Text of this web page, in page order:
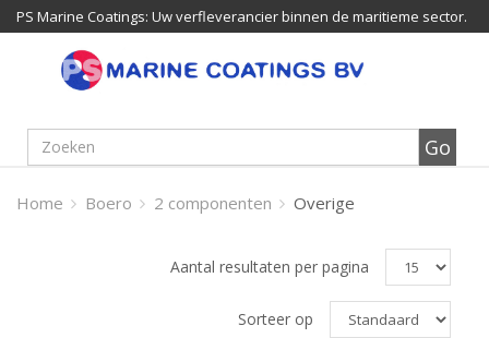
PS Marine Coatings: Uw verfleverancier binnen de maritieme sector.
Home Boero 2 componenten Overige
Aantal resultaten per pagina
Sorteer op